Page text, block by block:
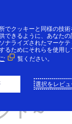
の
証実
IC/タ
機に
ト～
でクッキーと同様の技術
できるように、あなたの
ナライズされたマーケテ
るためにそれらを使用し
覧ください。
選択をレビ